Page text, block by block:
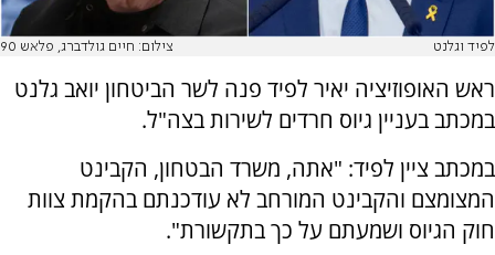
לפיד וגלנט צילום: חיים גולדברג, פלאש 90
ראש האופוזיציה יאיר לפיד פנה לשר הביטחון יואב גלנט
במכתב בעניין גיוס חרדים לשירות בצה"ל.
במכתב ציין לפיד: "אתה, משרד הבטחון, הקבינט
המצומצם והקבינט המורחב לא עודכנתם בהקמת צוות
חוק הגיוס ושמעתם על כך בתקשורת".